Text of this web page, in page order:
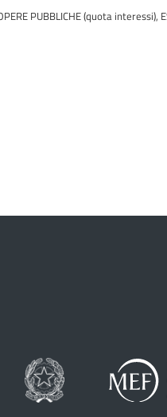
PUBBLICHE (quota interessi),